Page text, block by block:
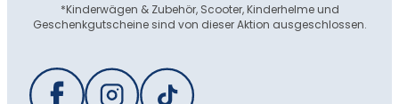
*Kinderwägen & Zubehör, Scooter, Kinderhelme und
Geschenkgutscheine sind von dieser Aktion ausgeschlossen.